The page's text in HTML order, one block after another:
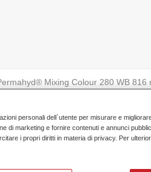
Mixing Colour 280 WB 816
Permahyd®
personali dell`utente per misurare e
di marketing e fornire contenuti e annunci
i propri diritti in materia di privacy. Per